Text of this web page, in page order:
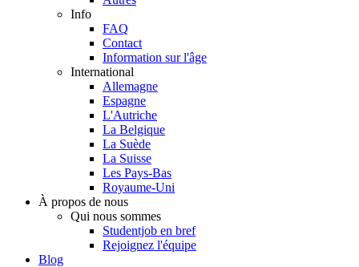
Info
FAQ
Contact
Information sur l'âge
International
Allemagne
Espagne
L'Autriche
La Belgique
La Suède
La Suisse
Les Pays-Bas
Royaume-Uni
À propos de nous
Qui nous sommes
Studentjob en bref
Rejoignez l'équipe
Blog